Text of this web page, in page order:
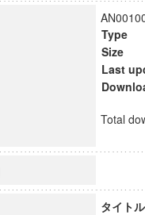
Type
Size
Last
Total
タイトル